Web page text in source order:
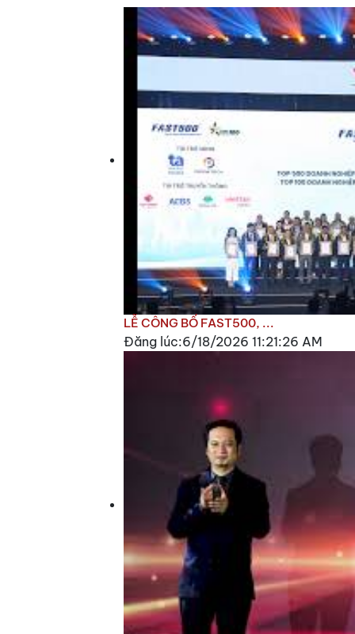
LỄ CÔNG BỐ FAST500, ...
Đăng lúc:6/18/2026 11:21:26 AM